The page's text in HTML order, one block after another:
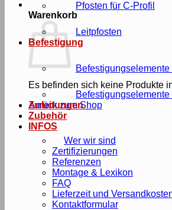
Warenkorb
Es befinden sich keine Produkte
Zurück zum Shop
Pfosten für C-Profil
Leitpfosten
Befestigung
Befestigungselemente
Befestigungselemente
Anleitungen
Zubehör
INFOS
Wer wir sind
Zertifizierungen
Referenzen
Montage & Lexikon
FAQ
Lieferzeit und
Kontaktformular